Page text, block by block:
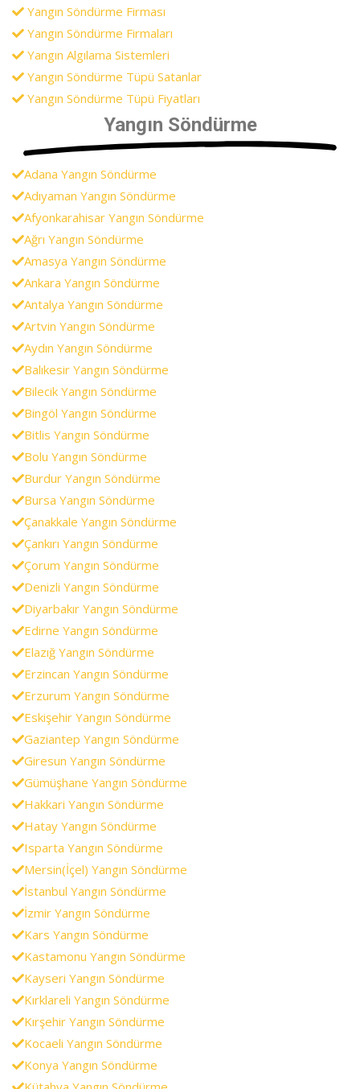
Yangın Söndürme Firması
Yangın Söndürme Firmaları
Yangın Algılama Sistemleri
Yangın Söndürme Tüpü Satanlar
Yangın Söndürme Tüpü Fiyatları
Yangın Söndürme
Adana Yangın Söndürme
Adıyaman Yangın Söndürme
Afyonkarahisar Yangın Söndürme
Ağrı Yangın Söndürme
Amasya Yangın Söndürme
Ankara Yangın Söndürme
Antalya Yangın Söndürme
Artvin Yangın Söndürme
Aydın Yangın Söndürme
Balıkesir Yangın Söndürme
Bilecik Yangın Söndürme
Bingöl Yangın Söndürme
Bitlis Yangın Söndürme
Bolu Yangın Söndürme
Burdur Yangın Söndürme
Bursa Yangın Söndürme
Çanakkale Yangın Söndürme
Çankırı Yangın Söndürme
Çorum Yangın Söndürme
Denizli Yangın Söndürme
Diyarbakır Yangın Söndürme
Edirne Yangın Söndürme
Elazığ Yangın Söndürme
Erzincan Yangın Söndürme
Erzurum Yangın Söndürme
Eskişehir Yangın Söndürme
Gaziantep Yangın Söndürme
Giresun Yangın Söndürme
Gümüşhane Yangın Söndürme
Hakkari Yangın Söndürme
Hatay Yangın Söndürme
Isparta Yangın Söndürme
Mersin(İçel) Yangın Söndürme
İstanbul Yangın Söndürme
İzmir Yangın Söndürme
Kars Yangın Söndürme
Kastamonu Yangın Söndürme
Kayseri Yangın Söndürme
Kırklareli Yangın Söndürme
Kırşehir Yangın Söndürme
Kocaeli Yangın Söndürme
Konya Yangın Söndürme